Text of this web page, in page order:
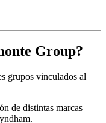
Group?
grupos vinculados al
de distintas marcas